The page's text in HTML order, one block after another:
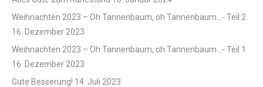
Weihnachten 2023 – Oh Tannenbaum, oh Tannenbaum…- Teil 2
16. Dezember 2023
Weihnachten 2023 – Oh Tannenbaum, oh Tannenbaum…- Teil 1
16. Dezember 2023
Gute Besserung! 14. Juli 2023